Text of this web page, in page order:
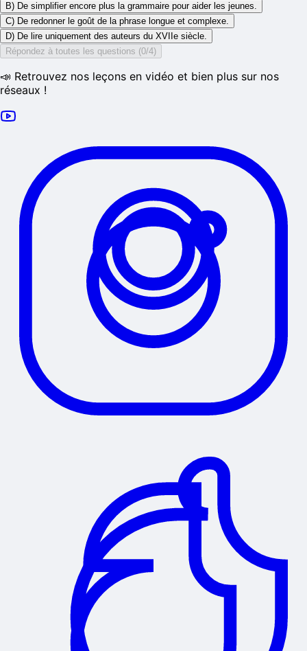
B) De simplifier encore plus la grammaire pour aider les jeunes.
C) De redonner le goût de la phrase longue et complexe.
D) De lire uniquement des auteurs du XVIIe siècle.
Répondez à toutes les questions (0/4)
📣 Retrouvez nos leçons en vidéo et bien plus sur nos
réseaux !